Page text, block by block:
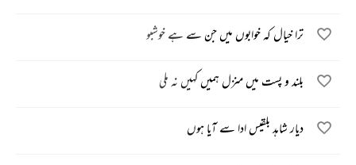
ترا خیال کہ خوابوں میں جن سے ہے خوشبو
بلند و پست میں منزل ہمیں کہیں نہ ملی
دیار شاہد بلقیس ادا سے آیا ہوں